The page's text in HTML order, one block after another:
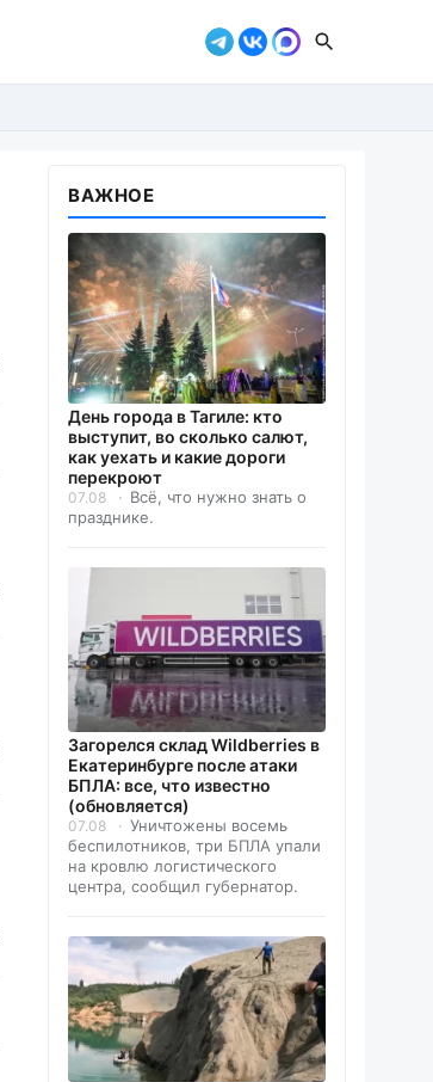
ВАЖНОЕ
День города в Тагиле: кто
выступит, во сколько салют,
как уехать и какие дороги
перекроют
07.08
Всё, что нужно знать о
празднике.
Загорелся склад Wildberries в
Екатеринбурге после атаки
БПЛА: все, что известно
(обновляется)
07.08
Уничтожены восемь
беспилотников, три БПЛА упали
на кровлю логистического
центра, сообщил губернатор.